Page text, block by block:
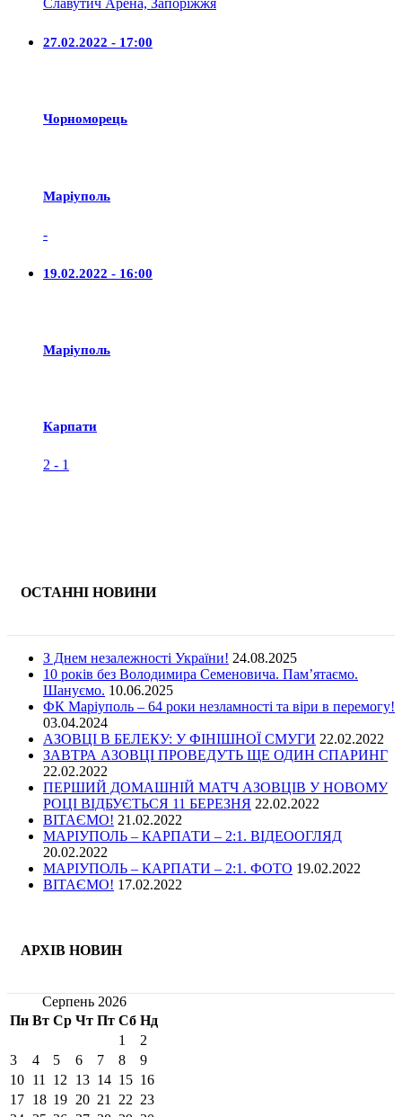
Славутич Арена, Запоріжжя
27.02.2022 - 17:00
Чорноморець
Маріуполь
-
19.02.2022 - 16:00
Маріуполь
Карпати
2 - 1
ОСТАННІ НОВИНИ
З Днем незалежності України! 24.08.2025
10 років без Володимира Семеновича. Пам’ятаємо.
Шануємо. 10.06.2025
ФК Маріуполь – 64 роки незламності та віри в перемогу!
03.04.2024
АЗОВЦІ В БЕЛЕКУ: У ФІНІШНОЇ СМУГИ 22.02.2022
ЗАВТРА АЗОВЦІ ПРОВЕДУТЬ ЩЕ ОДИН СПАРИНГ
22.02.2022
ПЕРШИЙ ДОМАШНІЙ МАТЧ АЗОВЦІВ У НОВОМУ
РОЦІ ВІДБУЄТЬСЯ 11 БЕРЕЗНЯ 22.02.2022
ВІТАЄМО! 21.02.2022
МАРІУПОЛЬ – КАРПАТИ – 2:1. ВІДЕООГЛЯД
20.02.2022
МАРІУПОЛЬ – КАРПАТИ – 2:1. ФОТО 19.02.2022
ВІТАЄМО! 17.02.2022
АРХІВ НОВИН
Серпень 2026
Пн Вт Ср Чт Пт Сб Нд
1
2
3
4 5 6 7 8
9
10 11 12 13 14 15 16
17 18 19 20 21 22 23